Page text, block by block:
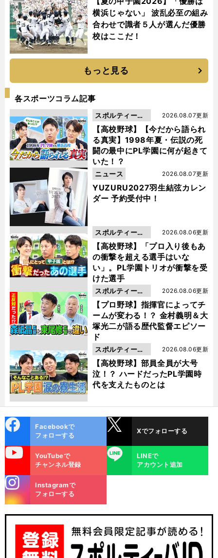
横浜じゃない」 波乱必至の組み
合わせで識者５人が選んだ優勝
校はここだ！
もっと見る
各スポーツコラム記事
【高校野球】【今だから語られ
る真実】1998年夏・伝説の死
闘の最中にPL学園に何が起きて
いた！？
2026.08.07更新
スポルティーバ
動画
YUZURU2027羽生結弦カレン
ダー 予約受付中！
2026.08.07更新
ニュース
【高校野球】「プロ入り後もあ
の衝撃を超える選手はいな
い」。PL学園トリオが衝撃を受
けた選手
2026.08.06更新
スポルティーバ
動画
【プロ野球】指揮官によってチ
ームが変わる！？ 金村義明＆大
塚光二が語る歴代監督エピソー
ド
2026.08.06更新
スポルティーバ
動画
【高校野球】部員全員が大号
泣！？ ハードだったPL学園時
代を支えたものとは
2026.08.06更新
スポルティーバ
動画
ok
Facebookで
フォローする
Xでフォローする
YouTubeで
チャンネル登録
LINE
LINEで
アカウント追加
m
Instagramで
フォローする